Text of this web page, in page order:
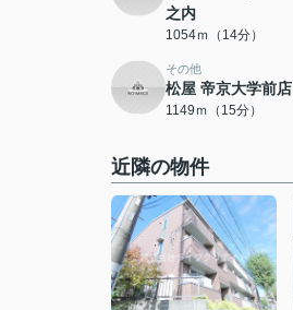
之内
1054ｍ（14分）
その他
松屋 帝京大学前店
1149ｍ（15分）
近隣の物件